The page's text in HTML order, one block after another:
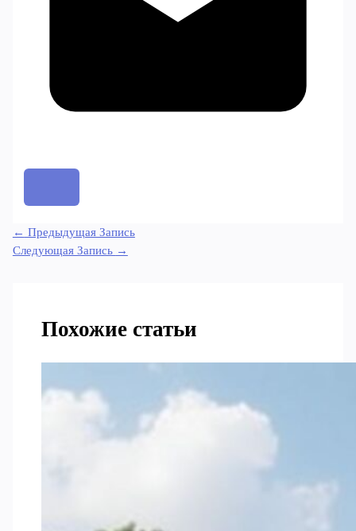
← Предыдущая Запись
Следующая Запись →
Похожие статьи